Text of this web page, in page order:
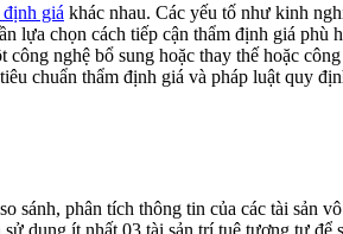
giá khác nhau. Các yếu tố như kinh
lựa chọn cách tiếp cận thẩm định giá
nghệ bổ sung hoặc thay thế hoặc
chuẩn thẩm định giá và pháp luật quy
sánh, phân tích thông tin của các tài
dụng ít nhất 03 tài sản trí tuệ tương tự